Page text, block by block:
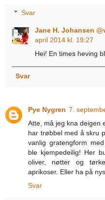
Svar
Jane H. Johansen
april 2014 kl. 19:27
Hei! En times heving
Svar
Pye Nygren 7.
Atte, må jeg kna deigen
har trøbbel med å skru
vanlig gratengform
ble kjempedeilig! Her
oliver, nøtter og
aprikoser. Eller ha på
Svar